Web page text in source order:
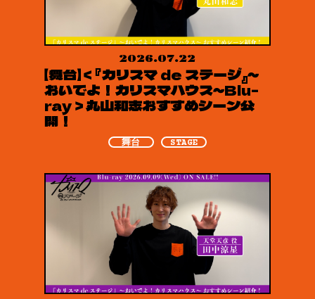
2026.07.22
【舞台】＜『カリスマ de ステージ』～
おいでよ！カリスマハウス～Blu-
ray＞丸山和志おすすめシーン公
開！
舞台 STAGE